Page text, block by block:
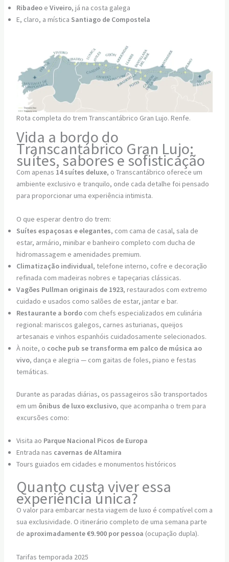
Ribadeoe Viveiro, já na costa galega
E, claro, a mística Santiago de Compostela
Rota completa do trem Transcantábrico Gran Lujo. Renfe.
Vida a bordo do
Transcantábrico Gran Lujo:
suítes, sabores e sofisticação
Com apenas 14 suítes deluxe, o Transcantábrico oferece um
ambiente exclusivo e tranquilo, onde cada detalhe foi pensado
para proporcionar uma experiência intimista.
O que esperar dentro do trem:
Suítes espaçosas e elegantes, com cama de casal, sala de
estar, armário, minibar e banheiro completo com ducha de
hidromassagem e amenidades premium.
Climatização individual, telefone interno, cofre e decoração
refinada com madeiras nobres e tapeçarias clássicas.
Vagões Pullman originais de 1923, restaurados com extremo
cuidado e usados como salões de estar, jantar e bar.
Restaurante a bordocom chefs especializados em culinária
regional: mariscos galegos, carnes asturianas, queijos
artesanais e vinhos espanhóis cuidadosamente selecionados.
À noite, o coche pub se transforma em palco de música ao
vivo, dança e alegria — com gaitas de foles, piano e festas
temáticas.
Durante as paradas diárias, os passageiros são transportados
em um ônibus de luxo exclusivo, que acompanha o trem para
excursões como:
Visita ao Parque Nacional Picos de Europa
Entrada nas cavernas de Altamira
Tours guiados em cidades e monumentos históricos
Quanto custa viver essa
experiência única?
O valor para embarcar nesta viagem de luxo é compatível com a
sua exclusividade. O itinerário completo de uma semana parte
de aproximadamente €9.900 por pessoa (ocupação dupla).
Tarifas temporada 2025